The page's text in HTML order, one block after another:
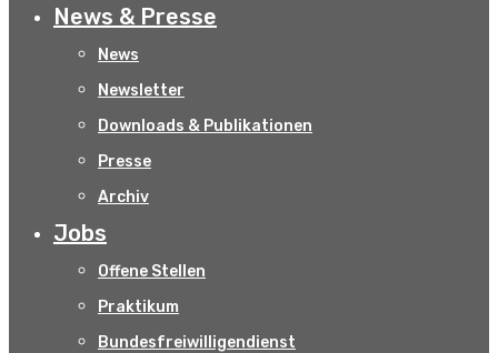
News & Presse
News
Newsletter
Downloads & Publikationen
Presse
Archiv
Jobs
Offene Stellen
Praktikum
Bundesfreiwilligendienst